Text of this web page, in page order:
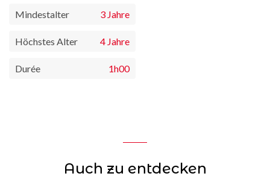
Mindestalter
3 Jahre
Höchstes Alter 4 Jahre
Durée 1h00
Auch zu entdecken